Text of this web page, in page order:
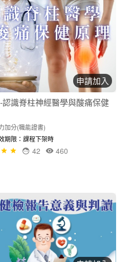
申請加入
認識脊柱神經醫學與酸痛保健
加分(職能證書)
期限：課程下架時
460
42